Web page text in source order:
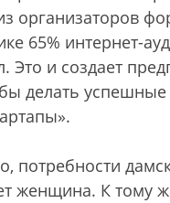
организаторов
65% интернет-
Это и создает
делать
потребности
женщина. К тому